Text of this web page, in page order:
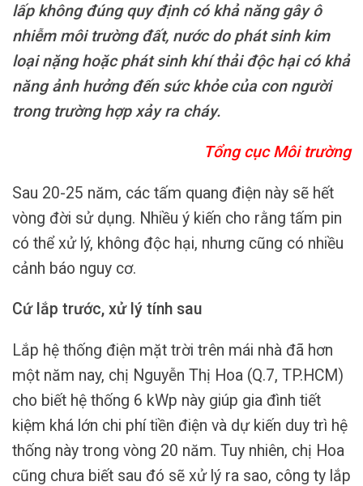
lấp không đúng quy định có khả năng gây ô
nhiễm môi trường đất, nước do phát sinh kim
loại nặng hoặc phát sinh khí thải độc hại có khả
năng ảnh hưởng đến sức khỏe của con người
trong trường hợp xảy ra cháy.
Tổng cục Môi trường
Sau 20-25 năm, các tấm quang điện này sẽ hết
vòng đời sử dụng. Nhiều ý kiến cho rằng tấm pin
có thể xử lý, không độc hại, nhưng cũng có nhiều
cảnh báo nguy cơ.
Cứ lắp trước, xử lý tính sau
Lắp hệ thống điện mặt trời trên mái nhà đã hơn
một năm nay, chị Nguyễn Thị Hoa (Q.7, TP.HCM)
cho biết hệ thống 6 kWp này giúp gia đình tiết
kiệm khá lớn chi phí tiền điện và dự kiến duy trì hệ
thống này trong vòng 20 năm. Tuy nhiên, chị Hoa
cũng chưa biết sau đó sẽ xử lý ra sao, công ty lắp